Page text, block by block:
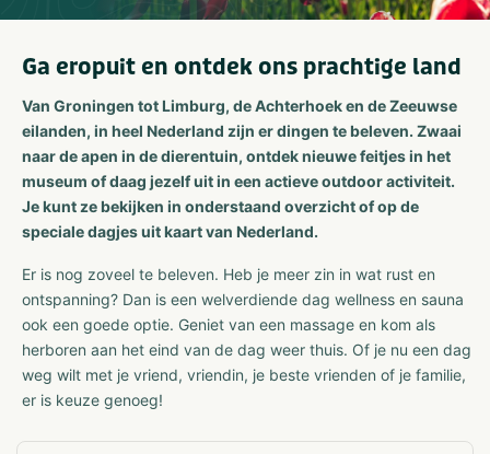
Ga eropuit en ontdek ons prachtige land
Van Groningen tot Limburg, de Achterhoek en de Zeeuwse
eilanden, in heel Nederland zijn er dingen te beleven. Zwaai
naar de apen in de dierentuin, ontdek nieuwe feitjes in het
museum of daag jezelf uit in een actieve outdoor activiteit.
Je kunt ze bekijken in onderstaand overzicht of op de
speciale dagjes uit kaart van Nederland.
Er is nog zoveel te beleven. Heb je meer zin in wat rust en
ontspanning? Dan is een welverdiende dag wellness en sauna
ook een goede optie. Geniet van een massage en kom als
herboren aan het eind van de dag weer thuis. Of je nu een dag
weg wilt met je vriend, vriendin, je beste vrienden of je familie,
er is keuze genoeg!